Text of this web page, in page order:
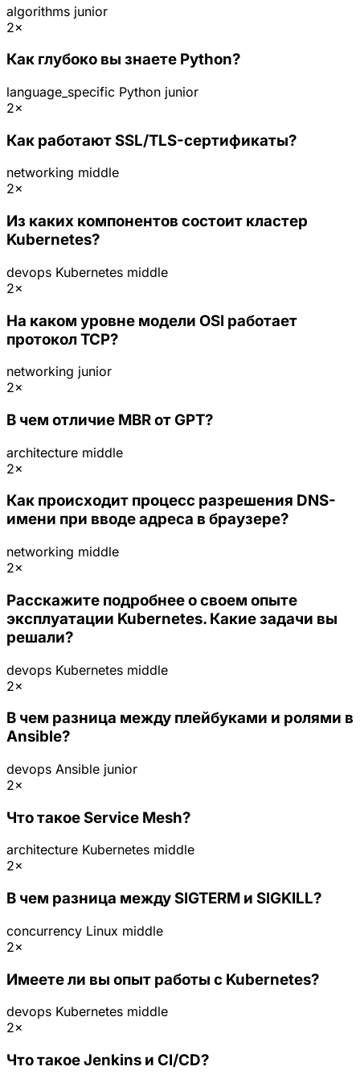
algorithms junior
2×
Как глубоко вы знаете Python?
language_specific Python junior
2×
Как работают SSL/TLS-сертификаты?
networking middle
2×
Из каких компонентов состоит кластер
Kubernetes?
devops Kubernetes middle
2×
На каком уровне модели OSI работает
протокол TCP?
networking junior
2×
В чем отличие MBR от GPT?
architecture middle
2×
Как происходит процесс разрешения DNS-
имени при вводе адреса в браузере?
networking middle
2×
Расскажите подробнее о своем опыте
эксплуатации Kubernetes. Какие задачи вы
решали?
devops Kubernetes middle
2×
В чем разница между плейбуками и ролями в
Ansible?
devops Ansible junior
2×
Что такое Service Mesh?
architecture Kubernetes middle
2×
В чем разница между SIGTERM и SIGKILL?
concurrency Linux middle
2×
Имеете ли вы опыт работы с Kubernetes?
devops Kubernetes middle
2×
Что такое Jenkins и CI/CD?